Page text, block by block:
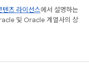
텐츠 라이선스에서 설명하는
및 Oracle 계열사의 상